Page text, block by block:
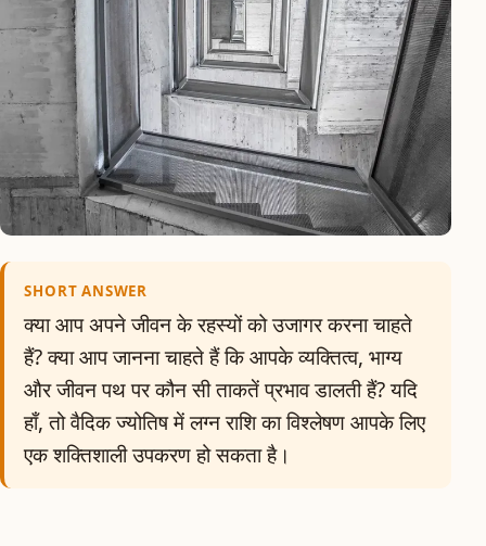
SHORT ANSWER
क्या आप अपने जीवन के रहस्यों को उजागर करना चाहते
हैं? क्या आप जानना चाहते हैं कि आपके व्यक्तित्व, भाग्य
और जीवन पथ पर कौन सी ताकतें प्रभाव डालती हैं? यदि
हाँ, तो वैदिक ज्योतिष में लग्न राशि का विश्लेषण आपके लिए
एक शक्तिशाली उपकरण हो सकता है।